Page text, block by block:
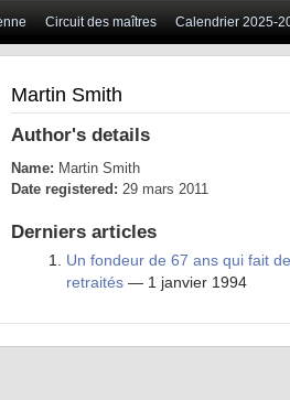
Circuit des maîtres Calendrier 2025-
Martin Smith
Author's details
Name: Martin Smith
Date registered: 29 mars 2011
Derniers articles
Un fondeur de 67 ans qui fait
retraités — 1 janvier 1994